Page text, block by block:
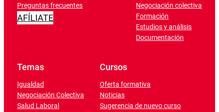
Preguntas frecuentes
AFÍLIATE
Negociación colectiva
Formación
Estudios y análisis
Documentación
Temas
Igualdad
Negociación Colectiva
Salud Laboral
Cursos
Oferta formativa
Noticias
Sugerencia de nuevo curso